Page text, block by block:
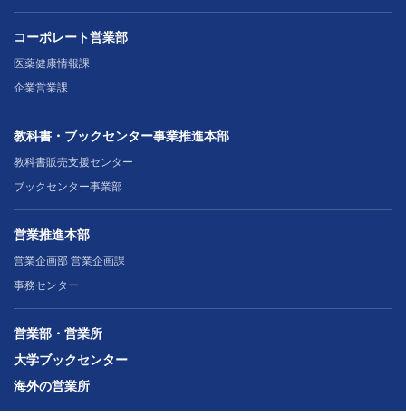
コーポレート営業部
医薬健康情報課
企業営業課
教科書・ブックセンター事業推進本部
教科書販売支援センター
ブックセンター事業部
営業推進本部
営業企画部 営業企画課
事務センター
営業部・営業所
大学ブックセンター
海外の営業所